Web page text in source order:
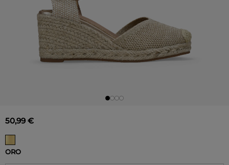
50,99 €
ORO